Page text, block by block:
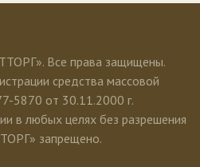
Все права защищены.
средства массовой
5870 от 30.11.2000 г.
в любых целях без разрешения
запрещено.